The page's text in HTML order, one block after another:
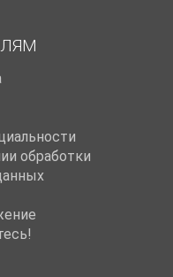
обработки